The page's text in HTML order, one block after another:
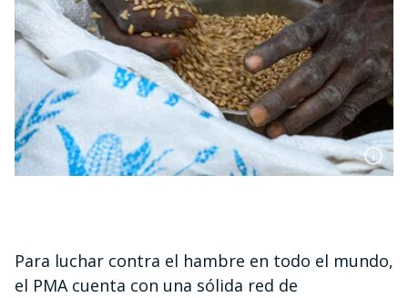
Para luchar contra el hambre en todo el mundo,
el PMA cuenta con una sólida red de